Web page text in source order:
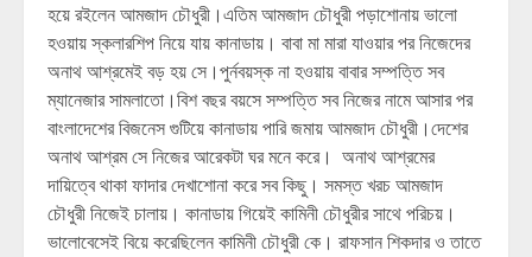
হয়ে রইলেন আমজাদ চৌধুরী।এতিম আমজাদ চৌধুরী পড়াশোনায় ভালো
হওয়ায় স্কলারশিপ নিয়ে যায় কানাডায়। বাবা মা মারা যাওয়ার পর নিজেদের
অনাথ আশ্রমেই বড় হয় সে।পুর্নবয়স্ক না হওয়ায় বাবার সম্পত্তি সব
ম্যানেজার সামলাতো।বিশ বছর বয়সে সম্পত্তি সব নিজের নামে আসার পর
বাংলাদেশের বিজনেস গুটিয়ে কানাডায় পারি জমায় আমজাদ চৌধুরী।দেশের
অনাথ আশ্রম সে নিজের আরেকটা ঘর মনে করে। অনাথ আশ্রমের
দায়িত্বে থাকা ফাদার দেখাশোনা করে সব কিছু। সমস্ত খরচ আমজাদ
চৌধুরী নিজেই চালায়। কানাডায় গিয়েই কামিনী চৌধুরীর সাথে পরিচয়।
ভালোবেসেই বিয়ে করেছিলেন কামিনী চৌধুরী কে। রাফসান শিকদার ও তাতে